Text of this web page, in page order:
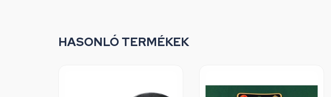
HASONLÓ TERMÉKEK